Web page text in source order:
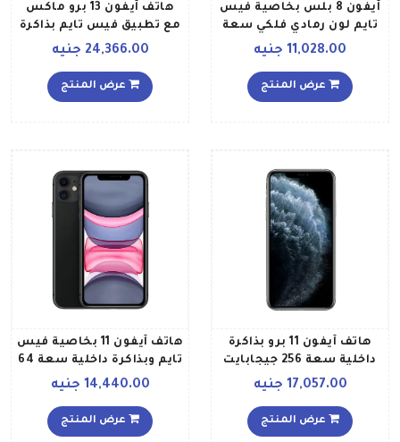
آيفون 8 بلس بخاصية فيس
تايم لون رمادي فلكي سعة
128 جيجابايت ويدعم تقنية
المصرية
11,028.00 جنيه
عرض المنتج
هاتف آيفون 13 برو ماكس
مع تطبيق فيس تايم بذاكرة
داخلية 128 جيجابايت وتقنية
الولايات المتحدة الأمريكية
24,366.00 جنيه
عرض المنتج
هاتف آيفون 11 برو بذاكرة
داخلية سعة 256 جيجابايت
ويدعم تقنية 4G LTE ويتميز
بتطبيق فيس تايم، لون
17,057.00 جنيه
عرض المنتج
هاتف آيفون 11 بخاصية فيس
تايم وبذاكرة داخلية سعة 64
المصرية
14,440.00 جنيه
عرض المنتج